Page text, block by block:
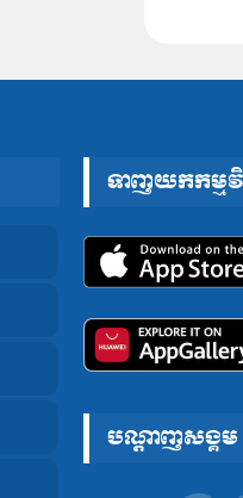
ទាញយកកម្មវិ
បណ្តាញសង្គម